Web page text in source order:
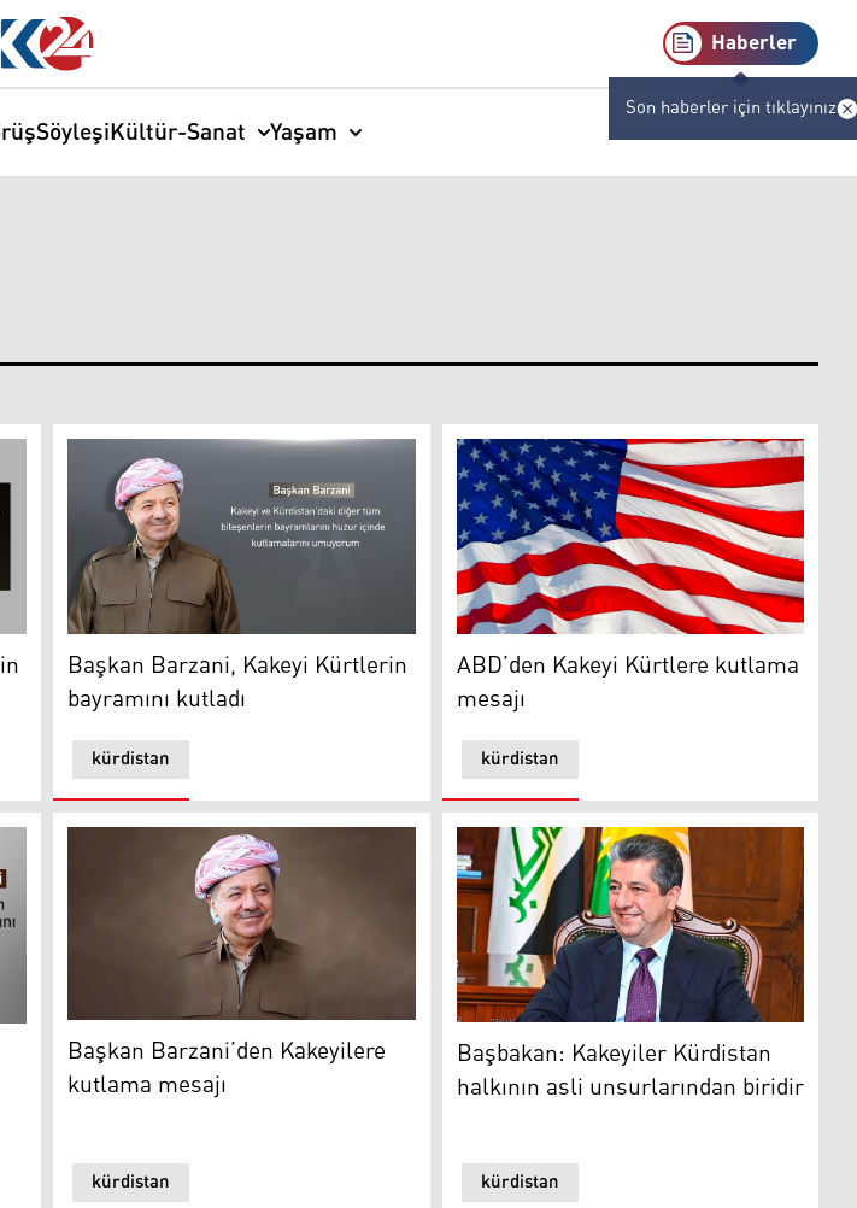
Haberler
Son haberler için tıklayınız
SöyleşiKültür-Sanat Yaşam
Bayramını kutladı
Başkan Barzani, Kakeyi Kürtlerin bayramını kutladı
kürdistan
Başkan Barzani, Kakeyi Kürtlerin
bayramını kutladı
ABD bayrağı
kürdistan
ABD’den Kakeyi Kürtlere kutlama
mesajı
​​BarzaniBaşkan Barzani’den Kakeyilere kutlama mesajı
kürdistan
Başkan Barzani’den Kakeyilere
kutlama mesajı
Başbakan: Kakeyiler Kürdistan halkının
kürdistan
Başbakan: Kakeyiler Kürdistan
halkının asli unsurlarından biridir